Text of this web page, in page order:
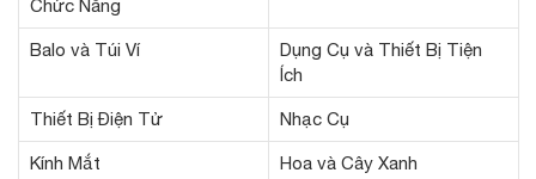
Chức Năng
Balo và Túi Ví
Dụng Cụ và Thiết Bị Tiện
Ích
Thiết Bị Điện Tử Nhạc Cụ
Kính Mắt Hoa và Cây Xanh